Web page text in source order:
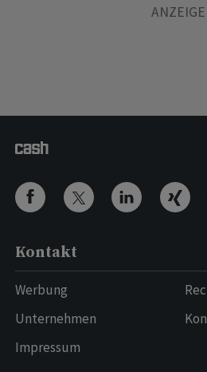
Kontakt
Werbung
Unternehmen
Impressum